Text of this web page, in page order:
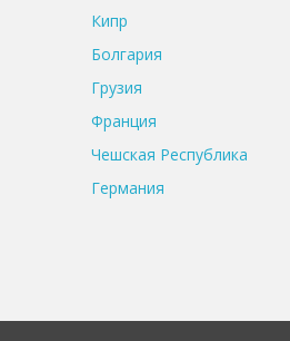
Кипр
Болгария
Грузия
Франция
Чешская Республика
Германия